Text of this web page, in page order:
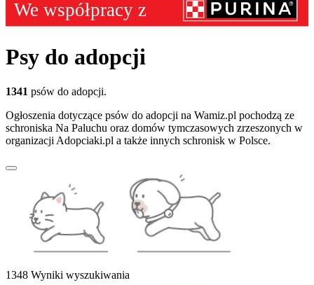
Psy do adopcji
1341 psów do adopcji.
Ogłoszenia dotyczące psów do adopcji na Wamiz.pl pochodzą ze
schroniska Na Paluchu oraz domów tymczasowych zrzeszonych w
organizacji Adopciaki.pl a także innych schronisk w Polsce.
1348 Wyniki wyszukiwania